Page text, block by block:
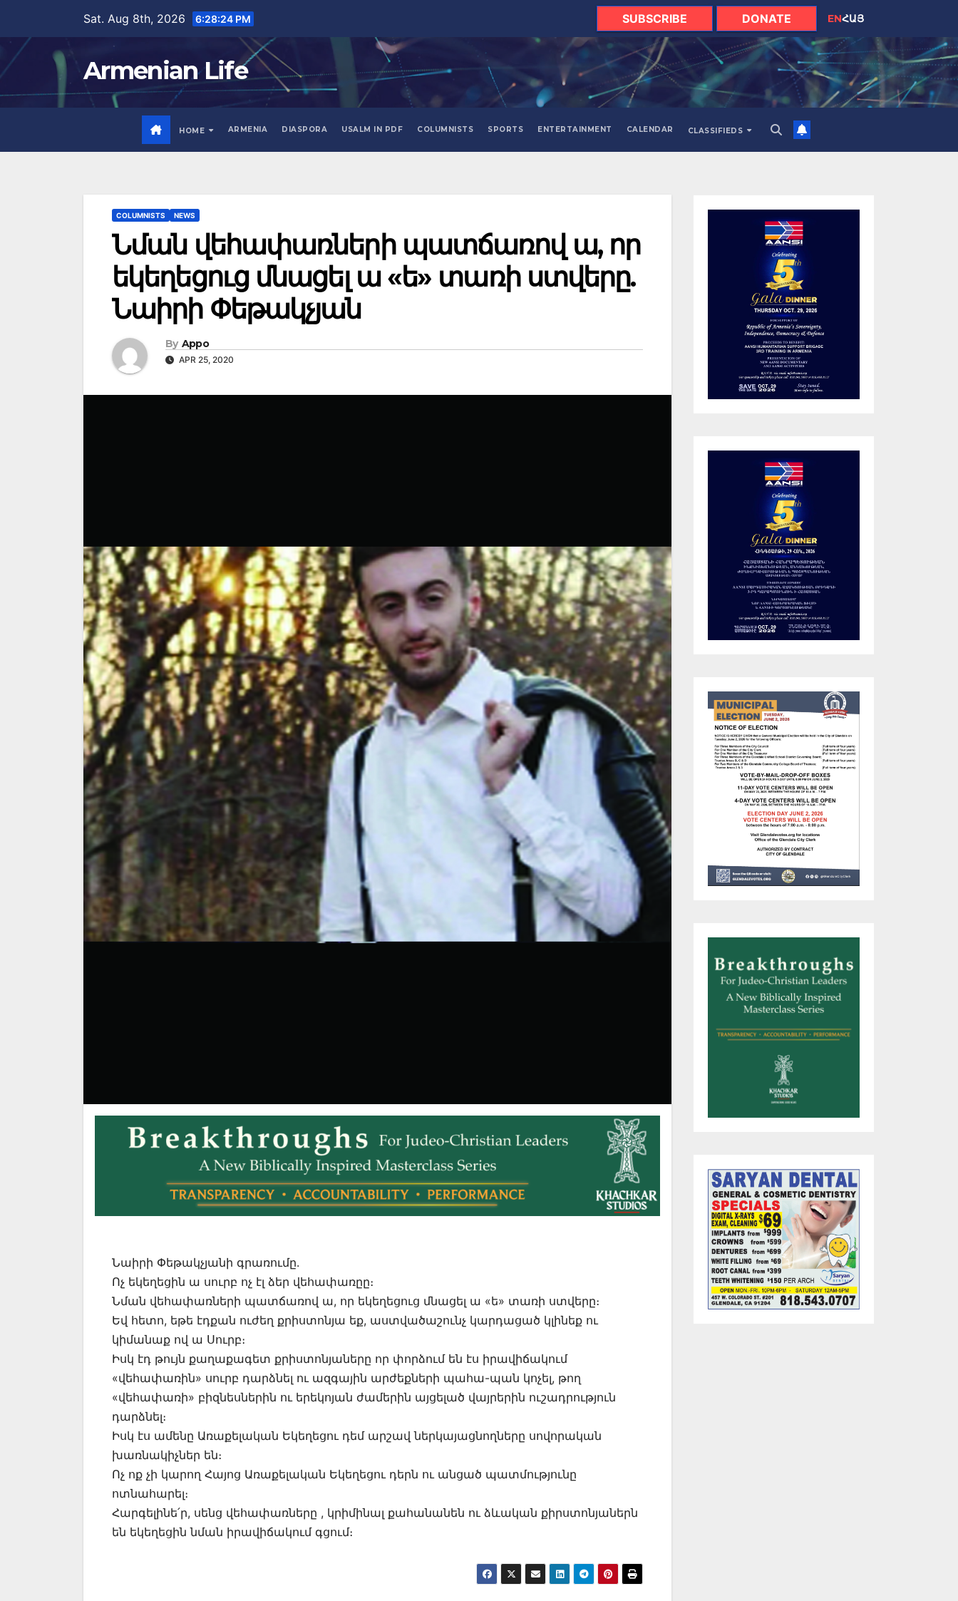
content
Sat. Aug 8th, 2026 6:28:25 PM SUBSCRIBE DONATE ENՀԱՅ
Armenian Life
HOME ARMENIA DIASPORA USALM IN PDF COLUMNISTS SPORTS ENTERTAINMENT CALENDAR CLASSIFIEDS
COLUMNISTS NEWS
Նման վեհափառների պատճառով ա, որ
եկեղեցուց մնացել ա «ե» տառի ստվերը.
Նաիրի Փեթակչյան
By Appo
APR 25, 2020
Նաիրի Փեթակչյանի գրառումը.
Ոչ եկեղեցին ա սուրբ ոչ էլ ձեր վեհափառըը։
Նման վեհափառների պատճառով ա, որ եկեղեցուց մնացել ա «ե» տառի ստվերը։
Եվ հետո, եթե էդքան ուժեղ քրիստոնյա եք, աստվածաշունչ կարդացած կլինեք ու
կիմանաք ով ա Սուրբ։
Իսկ էդ թույն քաղաքագետ քրիստոնյաները որ փորձում են էս իրավիճակում
«վեհափառին» սուրբ դարձնել ու ազգային արժեքների պահա-պան կոչել, թող
«վեհափառի» բիզնեսներին ու երեկոյան ժամերին այցելած վայրերին ուշադրություն
դարձնել։
Իսկ էս ամենը Առաքելական Եկեղեցու դեմ արշավ ներկայացնողները սովորական
խառնակիչներ են։
Ոչ ոք չի կարող Հայոց Առաքելական Եկեղեցու դերն ու անցած պատմությունը
ոտնահարել։
Հարգելինե՛ր, սենց վեհափառները , կրիմինալ քահանանեն ու ձևական քիրստոնյաներն
են եկեղեցին նման իրավիճակում գցում։